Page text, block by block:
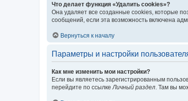
Что делает функция «Удалить cookies»?
Она удаляет все созданные cookies, которые
сообщений, если эта возможность включена
Вернуться к началу
Параметры и настройки
Как мне изменить мои настройки?
Если вы являетесь зарегистрированным
перейдите по ссылке Личный раздел . Там вы